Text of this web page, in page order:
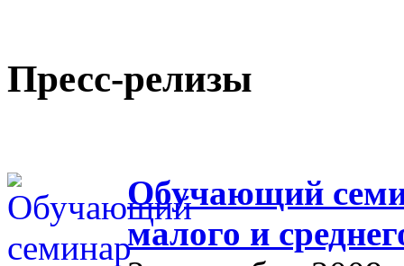
Пресс-релизы
Обучающий
малого и